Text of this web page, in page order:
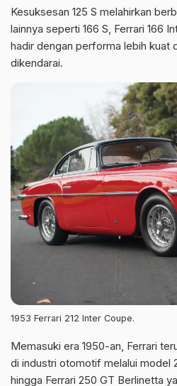
Kesuksesan 125 S melahirkan
lainnya seperti 166 S, Ferrari 166
hadir dengan performa lebih kuat
dikendarai.
1953 Ferrari 212 Inter Coupe.
Memasuki era 1950-an, Ferrari
di industri otomotif melalui model
hingga Ferrari 250 GT Berlinetta